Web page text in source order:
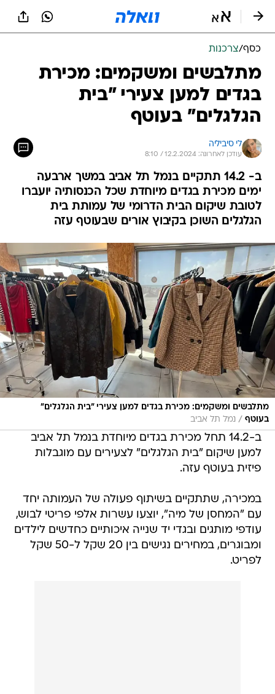
כסף/צרכנות
מתלבשים ומשקמים: מכירת
בגדים למען צעירי "בית
הגלגלים" בעוטף
לי סיביליה
עודכן לאחרונה: 12.2.2024 / 8:10
ב- 14.2 תתקיים בנמל תל אביב במשך ארבעה
ימים מכירת בגדים מיוחדת שכל הכנסותיה יועברו
לטובת שיקום הבית הדרומי של עמותת בית
הגלגלים השוכן בקיבוץ אורים שבעוטף עזה
מתלבשים ומשקמים: מכירת בגדים למען צעירי "בית הגלגלים"
בעוטף / נמל תל אביב
ב-14.2 תחל מכירת בגדים מיוחדת בנמל תל אביב
למען שיקום "בית הגלגלים" לצעירים עם מוגבלות
פיזית בעוטף עזה.
במכירה, שתתקיים בשיתוף פעולה של העמותה יחד
עם "המחסן של מיה", יוצעו עשרות אלפי פריטי לבוש,
עודפי מותגים ובגדי יד שנייה איכותיים כחדשים לילדים
ומבוגרים, במחירים נגישים בין 20 שקל ל-50 שקל
לפריט.